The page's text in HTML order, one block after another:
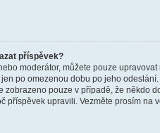
příspěvek?
moderátor, můžete pouze
po omezenou dobu po jeho
zobrazeno pouze v případě, že někdo
příspěvek upravili. Vezměte prosím